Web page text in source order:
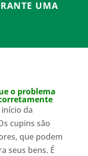
UMA
o problema
da
cupins são
que podem
seus bens. É